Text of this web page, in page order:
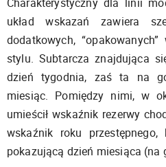
układ wskazań zawiera
dodatkowych,
stylu. Subtarcza znajdująca
dzień tygodnia, zaś ta na
miesiąc. Pomiędzy nimi, w
umieścił wskaźnik rezerwy
wskaźnik roku
pokazującą dzień miesiąca (na